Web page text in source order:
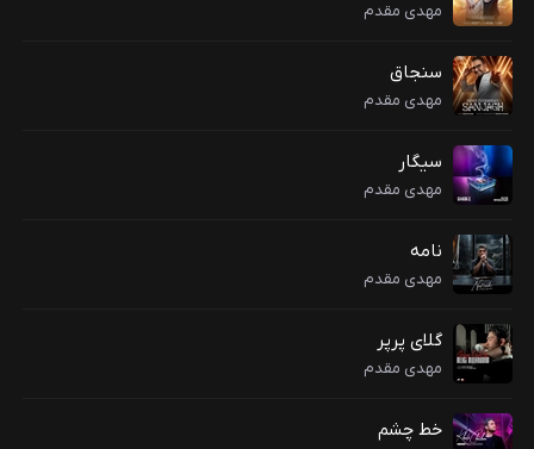
مهدی مقدم
سنجاق
مهدی مقدم
سیگار
مهدی مقدم
نامه
مهدی مقدم
گلای پرپر
مهدی مقدم
خط چشم